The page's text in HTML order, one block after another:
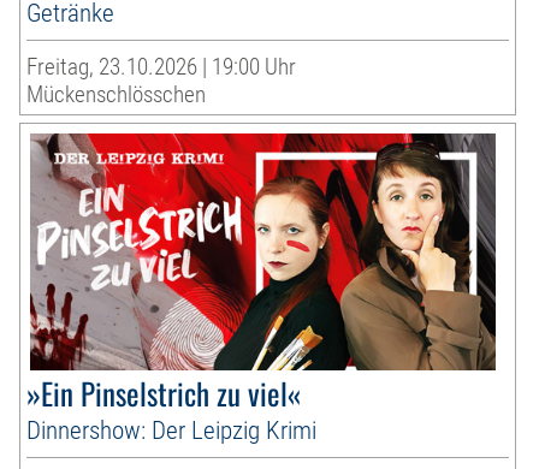
Getränke
Freitag, 23.10.2026 | 19:00 Uhr
Mückenschlösschen
»Ein Pinselstrich zu viel«
Dinnershow: Der Leipzig Krimi